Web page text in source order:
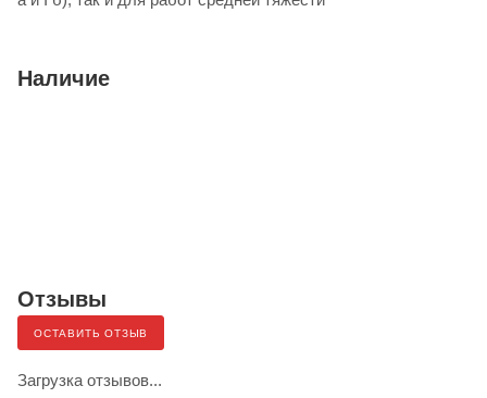
Наличие
Отзывы
ОСТАВИТЬ ОТЗЫВ
Загрузка отзывов...